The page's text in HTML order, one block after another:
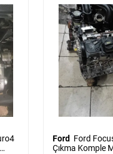
Ford
Çıkma Komple